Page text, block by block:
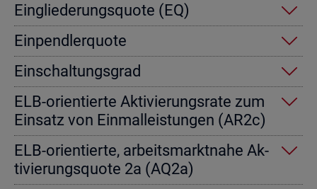
Ein­glie­de­rungs­quo­te (EQ)
Ein­pend­ler­quo­te
Ein­schal­tungs­grad
ELB-ori­en­tier­te Ak­ti­vie­rungs­ra­te zum
Ein­satz von Einmal­leis­tun­gen (AR2c)
ELB-ori­en­tier­te, ar­beits­markt­na­he Ak­
ti­vie­rungs­quo­te 2a (AQ2a)